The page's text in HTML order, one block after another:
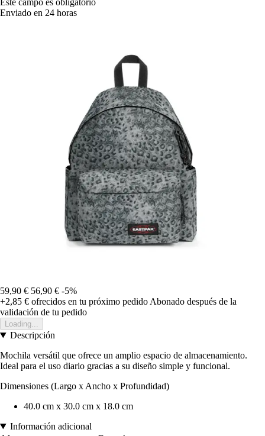
Este campo es obligatorio
Enviado en 24 horas
59,90 € 56,90 € -5%
+2,85 € ofrecidos en tu próximo pedido Abonado después de la
validación de tu pedido
Loading...
Descripción
Mochila versátil que ofrece un amplio espacio de almacenamiento.
Ideal para el uso diario gracias a su diseño simple y funcional.
Dimensiones (Largo x Ancho x Profundidad)
40.0 cm x 30.0 cm x 18.0 cm
Información adicional